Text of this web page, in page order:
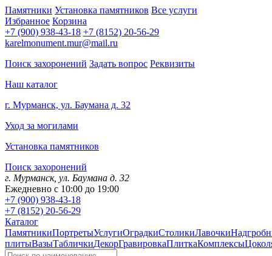
Памятники Установка памятников Все услуги
Избранное Корзина
+7 (900) 938-43-18 +7 (8152) 20-56-29
karelmonument.mur@mail.ru
Поиск захоронений Задать вопрос Реквизиты
Наш каталог
г. Мурманск, ул. Баумана д. 32
Уход за могилами
Установка памятников
Поиск захоронений
г. Мурманск, ул. Баумана д. 32
Ежедневно с 10:00 до 19:00
+7 (900) 938-43-18
+7 (8152) 20-56-29
Каталог
ПамятникиПортретыУслугиОградкиСтоликиЛавочки
плитыВазыТабличкиДекорГравировкаПлиткаКомплексы